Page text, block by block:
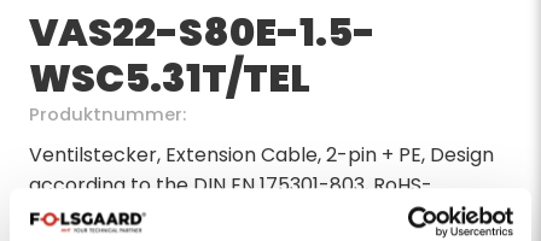
VAS22-S80E-1.5-
WSC5.31T/TEL
Produktnummer:
Ventilstecker, Extension Cable, 2-pin + PE, Design
according to the DIN EN 175301-803, RoHS-
compliant, Protection class: IP65, IP67, IP68,